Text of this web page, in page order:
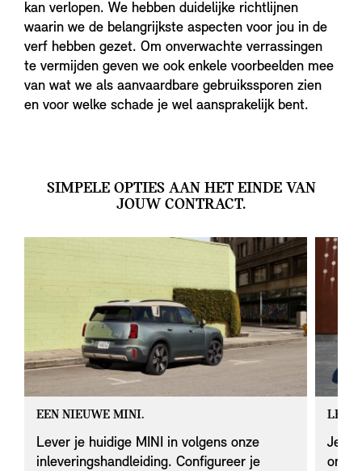
kan verlopen. We hebben duidelijke richtlijnen
waarin we de belangrijkste aspecten voor jou in de
verf hebben gezet. Om onverwachte verrassingen
te vermijden geven we ook enkele voorbeelden mee
van wat we als aanvaardbare gebruikssporen zien
en voor welke schade je wel aansprakelijk bent.
SIMPELE OPTIES AAN HET EINDE VAN
JOUW CONTRACT.
EEN NIEUWE MINI.
Lever je huidige MINI in volgens onze
inleveringshandleiding. Configureer je
Je